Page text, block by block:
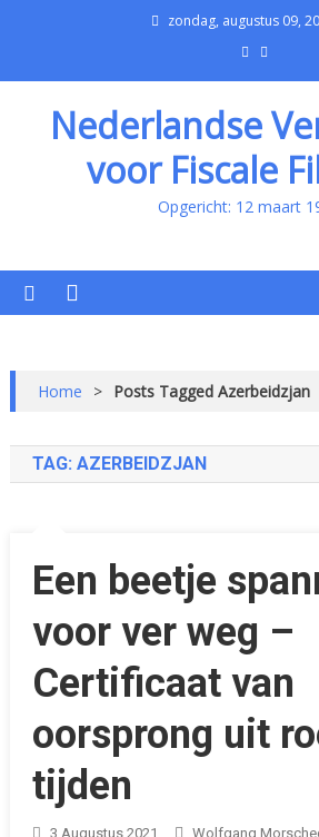
zondag, augustus 09,
Nederlandse
voor Fiscale
Opgericht: 12 maart
Home > Posts Tagged Azerbeidzjan
TAG: AZERBEIDZJAN
Een beetje
voor ver weg –
Certificaat van
oorsprong uit
tijden
3 Augustus 2021
Wolfgang